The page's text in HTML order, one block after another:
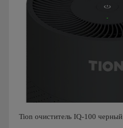
Tion очиститель IQ-100 черный